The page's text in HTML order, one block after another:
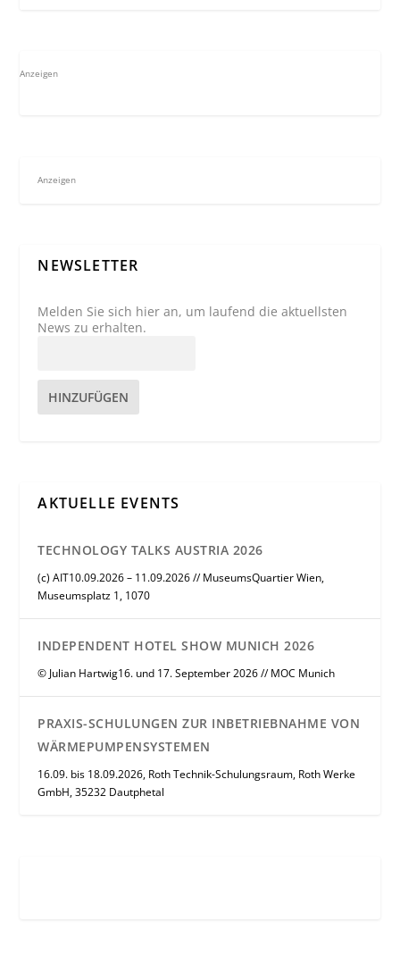
Anzeigen
Anzeigen
NEWSLETTER
Melden Sie sich hier an, um laufend die aktuellsten
News zu erhalten.
HINZUFÜGEN
AKTUELLE EVENTS
TECHNOLOGY TALKS AUSTRIA 2026
(c) AIT10.09.2026 – 11.09.2026 // MuseumsQuartier Wien,
Museumsplatz 1, 1070
INDEPENDENT HOTEL SHOW MUNICH 2026
© Julian Hartwig16. und 17. September 2026 // MOC Munich
PRAXIS-SCHULUNGEN ZUR INBETRIEBNAHME VON
WÄRMEPUMPENSYSTEMEN
16.09. bis 18.09.2026, Roth Technik-Schulungsraum, Roth Werke
GmbH, 35232 Dautphetal